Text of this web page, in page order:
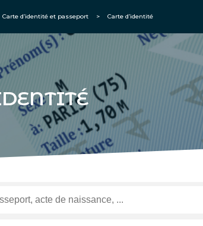
Carte d’identité et passeport > Carte d’identité